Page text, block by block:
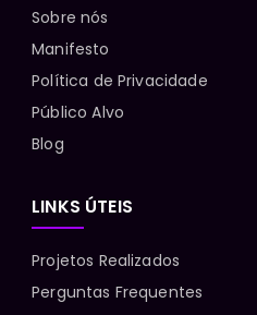
Sobre nós
Manifesto
Política de Privacidade
Público Alvo
Blog
LINKS ÚTEIS
Projetos Realizados
Perguntas Frequentes